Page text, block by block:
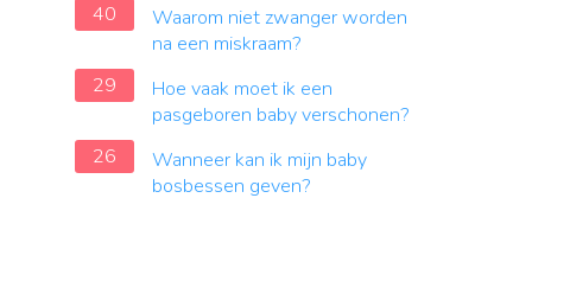
40
Waarom niet zwanger worden
na een miskraam?
29
Hoe vaak moet ik een
pasgeboren baby verschonen?
26
Wanneer kan ik mijn baby
bosbessen geven?